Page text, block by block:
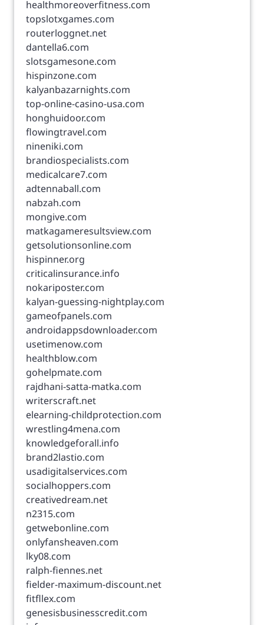
healthmoreoverfitness.com
topslotxgames.com
routerloggnet.net
dantella6.com
slotsgamesone.com
hispinzone.com
kalyanbazarnights.com
top-online-casino-usa.com
honghuidoor.com
flowingtravel.com
nineniki.com
brandiospecialists.com
medicalcare7.com
adtennaball.com
nabzah.com
mongive.com
matkagameresultsview.com
getsolutionsonline.com
hispinner.org
criticalinsurance.info
nokariposter.com
kalyan-guessing-nightplay.com
gameofpanels.com
androidappsdownloader.com
usetimenow.com
healthblow.com
gohelpmate.com
rajdhani-satta-matka.com
writerscraft.net
elearning-childprotection.com
wrestling4mena.com
knowledgeforall.info
brand2lastio.com
usadigitalservices.com
socialhoppers.com
creativedream.net
n2315.com
getwebonline.com
onlyfansheaven.com
lky08.com
ralph-fiennes.net
fielder-maximum-discount.net
fitfllex.com
genesisbusinesscredit.com